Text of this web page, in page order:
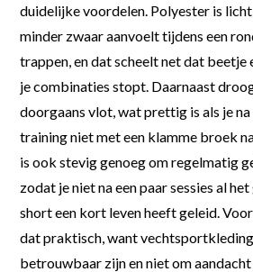
duidelijke voordelen. Polyester is
minder zwaar aanvoelt tijdens een
trappen, en dat scheelt net dat beetje
je combinaties stopt. Daarnaast
doorgaans vlot, wat prettig is als je na
training niet met een klamme broek
is ook stevig genoeg om regelmatig
zodat je niet na een paar sessies al
short een kort leven heeft geleid.
dat praktisch, want
betrouwbaar zijn en niet om